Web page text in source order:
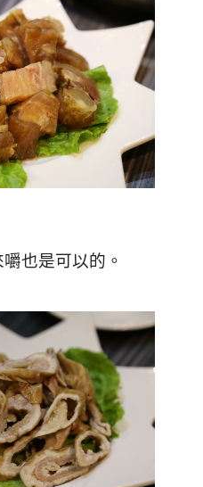
也是可以的。